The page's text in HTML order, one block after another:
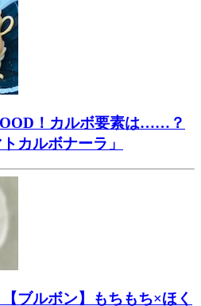
！カルボ要素は……？
カルボナーラ」
ブルボン】もちもち×ほく